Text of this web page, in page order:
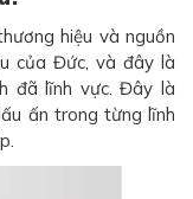
hiệu và nguồn
của Đức, và đây là
đã lĩnh vực. Đây là
ấn trong từng lĩnh